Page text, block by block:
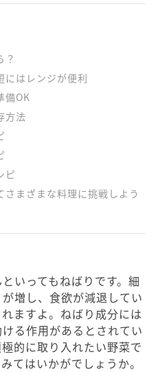
？
にはレンジが便利
備OK
方法
ピ
まざまな料理に挑戦しよう
いってもねばりです。細
増し、食欲が減退してい
ますよ。ねばり成分には
る作用があるとされてい
的に取り入れたい野菜で
てはいかがでしょうか。